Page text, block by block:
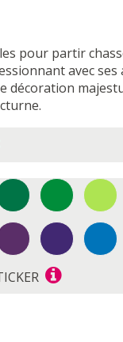
pour partir
avec
décoration